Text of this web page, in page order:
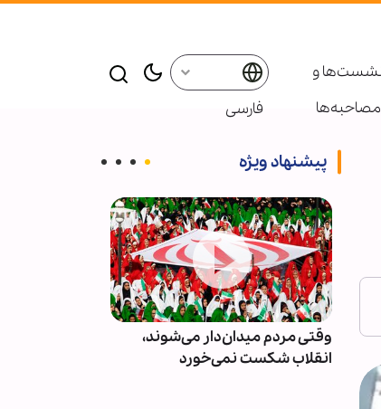
و
مصاحبه‌ها
فارسی
پیشنهاد ویژه
وقتی مردم میدان‌دار می‌شوند،
انقلاب شکست نمی‌خورد